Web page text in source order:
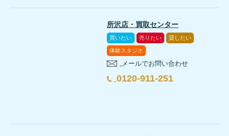
所沢店・買取センター
買いたい 売りたい 貸したい
体験スタジオ
メールでお問い合わせ
0120-911-251